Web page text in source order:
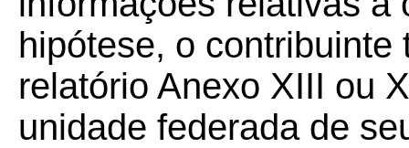
hipótese, o
relatório Anexo XIII ou
unidade federada de